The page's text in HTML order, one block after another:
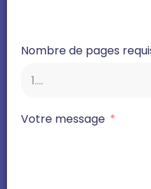
Nombre de pages
Votre message